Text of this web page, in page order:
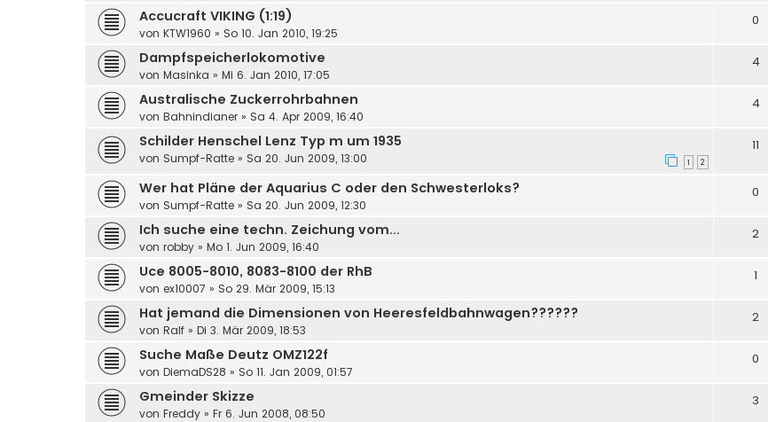
Accucraft VIKING (1:19)
von KTW1960 » So 10. Jan 2010, 19:25
0
Dampfspeicherlokomotive
von Masinka » Mi 6. Jan 2010, 17:05
4
Australische Zuckerrohrbahnen
von Bahnindianer » Sa 4. Apr 2009, 16:40
4
Schilder Henschel Lenz Typ m um 1935
von Sumpf-Ratte » Sa 20. Jun 2009, 13:00 1 2
11
Wer hat Pläne der Aquarius C oder den Schwesterloks?
von Sumpf-Ratte » Sa 20. Jun 2009, 12:30
0
Ich suche eine techn. Zeichung vom...
von robby » Mo 1. Jun 2009, 16:40
2
Uce 8005-8010, 8083-8100 der RhB
von ex10007 » So 29. Mär 2009, 15:13
1
Hat jemand die Dimensionen von Heeresfeldbahnwagen??????
von Ralf » Di 3. Mär 2009, 18:53
2
Suche Maße Deutz OMZ122f
von DiemaDS28 » So 11. Jan 2009, 01:57
0
Gmeinder Skizze
von Freddy » Fr 6. Jun 2008, 08:50
3